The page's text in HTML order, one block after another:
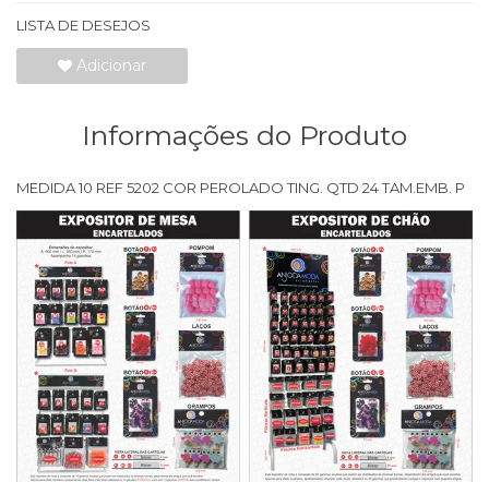
LISTA DE DESEJOS
Adicionar
Informações do Produto
MEDIDA 10 REF 5202 COR PEROLADO TING. QTD 24 TAM.EMB. P